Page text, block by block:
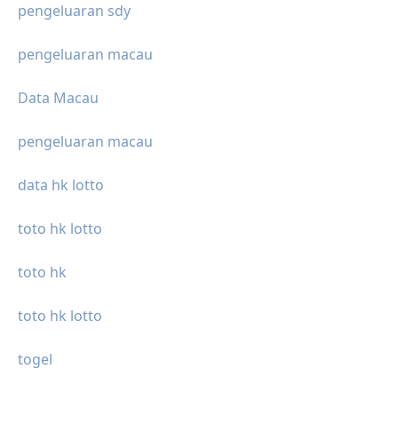
pengeluaran sdy
pengeluaran macau
Data Macau
pengeluaran macau
data hk lotto
toto hk lotto
toto hk
toto hk lotto
togel